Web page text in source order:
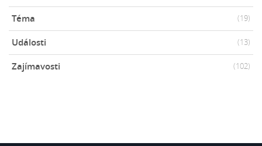
Téma (19)
Události (13)
Zajímavosti (102)